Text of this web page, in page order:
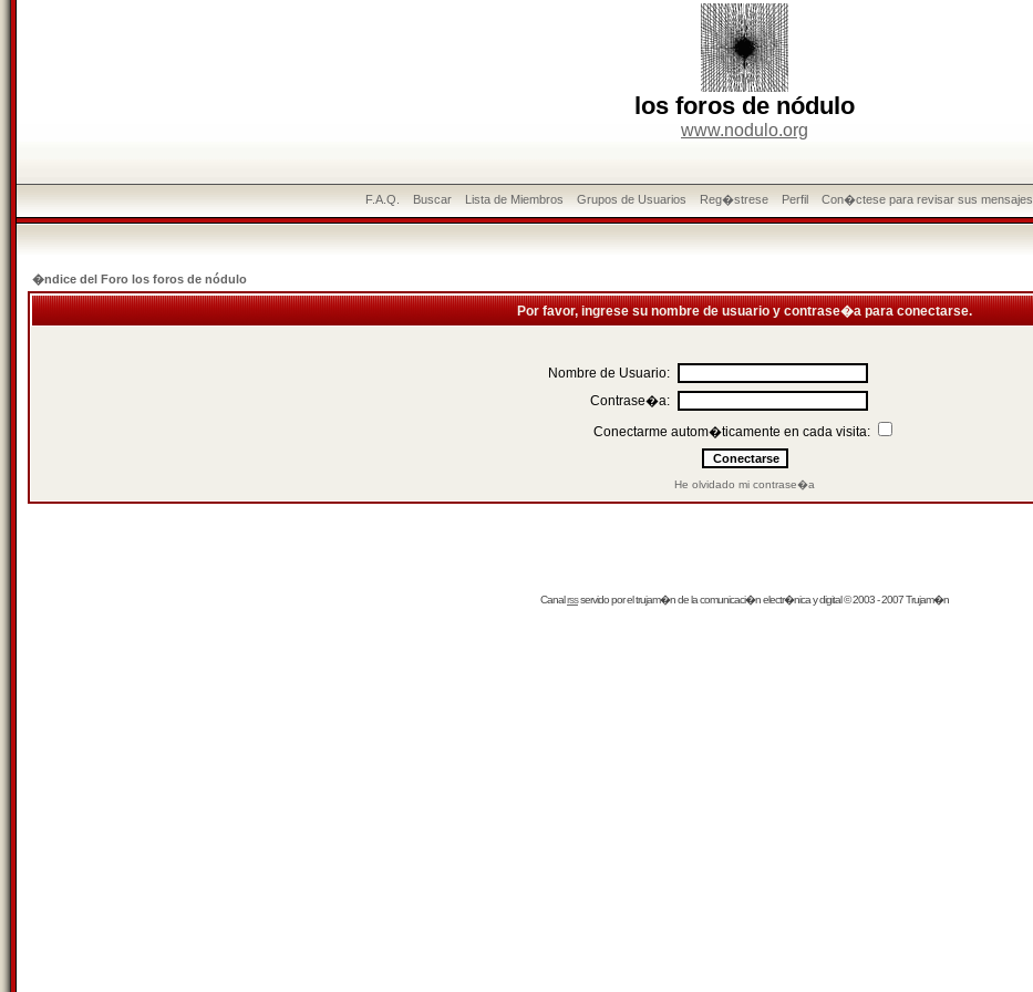
los foros de nódulo
www.nodulo.org
F.A.Q. Buscar Lista de Miembros Grupos de Usuarios Reg�strese Perfil Con�ctese para revisar sus mensajes
�ndice del Foro los foros de nódulo
Por favor, ingrese su nombre de usuario y contrase�a para conectarse.
Nombre de Usuario:
Contrase�a:
Conectarme autom�ticamente en cada visita:
He olvidado mi contrase�a
Canalrssservido por eltrujam�nde la comunicaci�n electr�nica y digital © 2003 - 2007 Trujam�n